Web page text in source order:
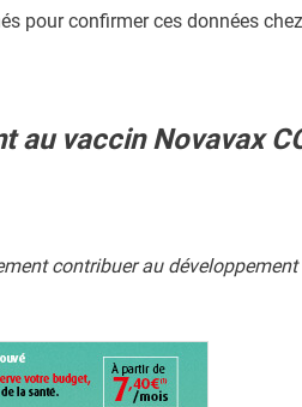
pour confirmer ces données
au vaccin Novavax
contribuer au développement